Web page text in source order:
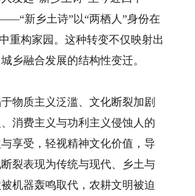
新乡土诗”以“两栖人”身份在
重构家园。这种转变不仅映射出
乡融合发展的结构性变迁。
物质主义泛滥、文化断裂加剧
消费主义与功利主义侵蚀人的
享受，轻视精神文化价值，导
裂表现为传统与现代、乡土与
机器轰鸣取代，农耕文明被迫